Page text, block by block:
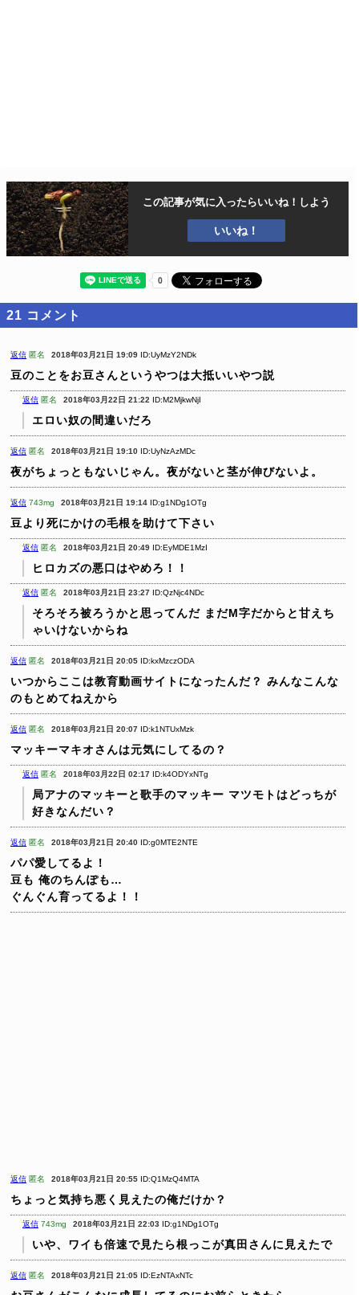
この記事が気に入ったらいいね！しよう
いいね！
21 コメント
返信 匿名 2018年03月21日 19:09 ID:UyMzY2NDk
豆のことをお豆さんというやつは大抵いいやつ説
返信 匿名 2018年03月22日 21:22 ID:M2MjkwNjI
エロい奴の間違いだろ
返信 匿名 2018年03月21日 19:10 ID:UyNzAzMDc
夜がちょっともないじゃん。夜がないと茎が伸びないよ。
返信 743mg 2018年03月21日 19:14 ID:g1NDg1OTg
豆より死にかけの毛根を助けて下さい
返信 匿名 2018年03月21日 20:49 ID:EyMDE1MzI
ヒロカズの悪口はやめろ！！
返信 匿名 2018年03月21日 23:27 ID:QzNjc4NDc
そろそろ被ろうかと思ってんだ まだM字だからと甘えち
ゃいけないからね
返信 匿名 2018年03月21日 20:05 ID:kxMzczODA
いつからここは教育動画サイトになったんだ？ みんなこんな
のもとめてねえから
返信 匿名 2018年03月21日 20:07 ID:k1NTUxMzk
マッキーマキオさんは元気にしてるの？
返信 匿名 2018年03月22日 02:17 ID:k4ODYxNTg
局アナのマッキーと歌手のマッキー マツモトはどっちが
好きなんだい？
返信 匿名 2018年03月21日 20:40 ID:g0MTE2NTE
パパ愛してるよ！
豆も 俺のちんぽも…
ぐんぐん育ってるよ！！
返信 匿名 2018年03月21日 20:55 ID:Q1MzQ4MTA
ちょっと気持ち悪く見えたの俺だけか？
返信 743mg 2018年03月21日 22:03 ID:g1NDg1OTg
いや、ワイも倍速で見たら根っこが真田さんに見えたで
返信 匿名 2018年03月21日 21:05 ID:EzNTAxNTc